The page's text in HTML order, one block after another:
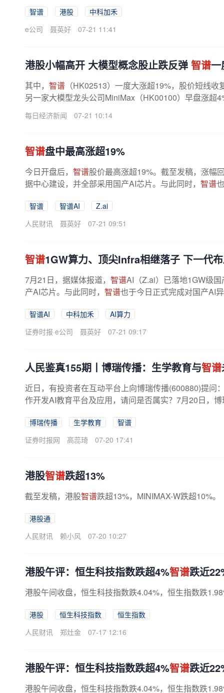
智谱 港股
中科加禾
e公司
聂英好 07-21 11:41
港股小幅高开 大模型概念股止跌反弹 智谱一
其中， 智谱 （HK02513）一度大涨超19%，股价短线
另一家大模型龙头公司MiniMax（HK00100）早盘涨超
道公司沪上阿姨（HK02589）股价连续异动，...
每日经济新闻 07-21 10:14
智谱盘中最高涨超19%
今日开盘后， 智谱股价最高涨超19%。截至发稿，涨幅
据中心建设，并全部采用国产AI芯片。与此同时， 智谱
智谱 智谱AI
Z.ai
人民财讯
聂英好 07-21 09:51
智谱1GW算力、顶尖Infra相继落子 下一代
7月21日，据媒体报道， 智谱AI（Z.ai）已落地1GW级
产AI芯片。与此同时， 智谱也于今日正式完成对国产AI
智谱AI 中科加禾
AI算力
证券时报·e公司
聂英好 07-21 09:17
人民鉴真155期丨博瑞传播：生学教育与智谱
近日，有投资者在互动平台上向博瑞传播(600880)提问
作开发AI教育平台及应用，请问是否属实？7月20日，
博瑞传播 生学教育
智谱
证券时报网
高蕊琦 07-20 17:41
港股智谱跌超13%
截至发稿，港股智谱跌超13%，MINIMAX-W跌超10%。
港股通
人民财讯
赖小风 07-20 10:27
港股午评：恒生科技指数跌超4%智谱跌近
港股午间收盘，恒生科技指数跌4.04%，恒生指数跌
港股 恒生科技指数
恒生指数
人民财讯
郑灶金 07-17 12:16
港股午评：恒生科技指数跌超4%智谱跌近
港股午间收盘，恒生科技指数跌4.04%，恒生指数跌